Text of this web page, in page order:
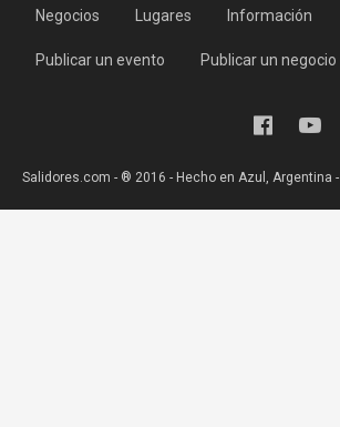
Negocios Lugares Información
Publicar un evento Publicar un negocio
Salidores.com - ® 2016 - Hecho en Azul, Argentina -